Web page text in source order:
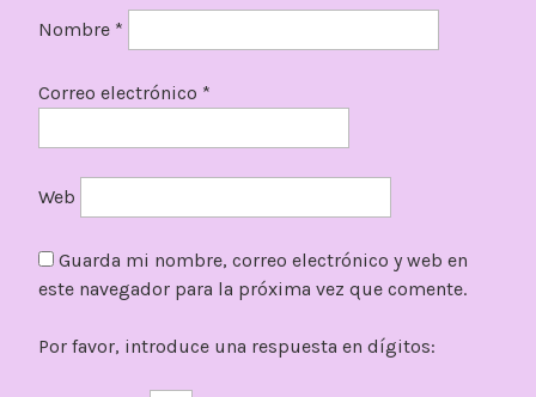
Nombre *
Correo electrónico *
Web
Guarda mi nombre, correo electrónico y web en
este navegador para la próxima vez que comente.
Por favor, introduce una respuesta en dígitos: